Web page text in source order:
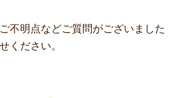
不明点などご質問がございました
ください。